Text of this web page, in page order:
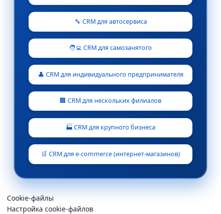
🔧 CRM для автосервиса
🧑‍💻 CRM для самозанятого
👤 CRM для индивидуального предпринимателя
🏢 CRM для нескольких филиалов
🏭 CRM для крупного бизнеса
🛒 CRM для e-commerce (интернет-магазинов)
Cookie-файлы
Настройка cookie-файлов